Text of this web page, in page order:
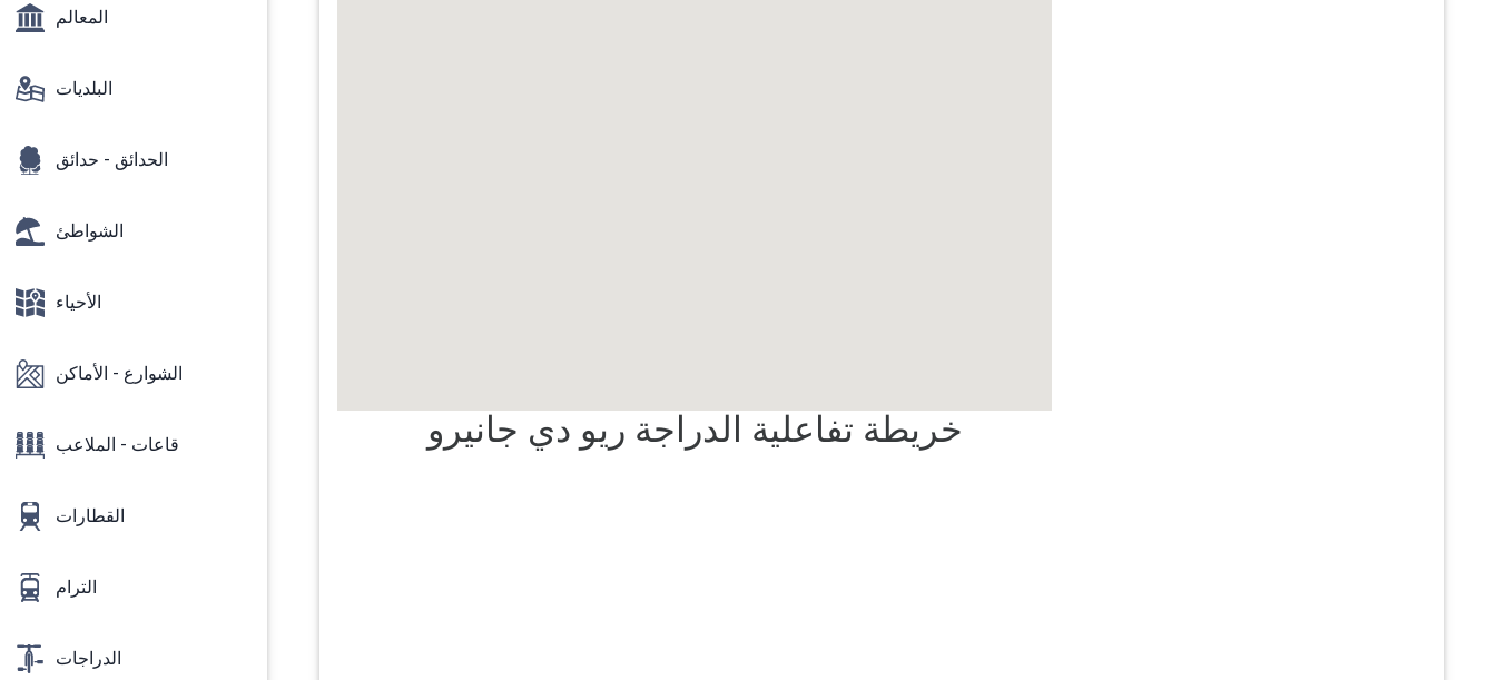
المعالم
البلديات
الحدائق - حدائق
الشواطئ
الأحياء
الشوارع - الأماكن
قاعات - الملاعب
القطارات
الترام
الدراجات
خريطة تفاعلية الدراجة ريو دي جانيرو